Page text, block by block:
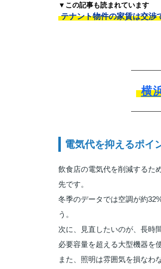
▼この記事も読まれています
テナント物件の家賃は交渉
横
電気代を抑えるポイ
飲食店の電気代を削減するた
先です。
冬季のデータでは空調が約
う。
次に、見直したいのが、長時
必要容量を超える大型機器を
また、照明は雰囲気を損なわ